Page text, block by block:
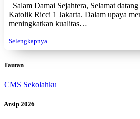
Salam Damai Sejahtera, Selamat
Katolik Ricci 1 Jakarta. Dalam upaya
meningkatkan kualitas…
Selengkapnya
Tautan
CMS Sekolahku
Arsip 2026